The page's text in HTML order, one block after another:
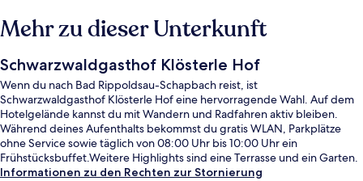
Mehr zu dieser Unterkunft
Schwarzwaldgasthof Klösterle Hof
Wenn du nach Bad Rippoldsau-Schapbach reist, ist
Schwarzwaldgasthof Klösterle Hof eine hervorragende Wahl. Auf dem
Hotelgelände kannst du mit Wandern und Radfahren aktiv bleiben.
Während deines Aufenthalts bekommst du gratis WLAN, Parkplätze
ohne Service sowie täglich von 08:00 Uhr bis 10:00 Uhr ein
Frühstücksbuffet.Weitere Highlights sind eine Terrasse und ein Garten.
Informationen zu den Rechten zur Stornierung